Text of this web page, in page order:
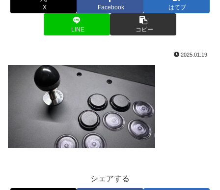
X Facebook はてブ
LINE コピー
2025.01.19
シェアする